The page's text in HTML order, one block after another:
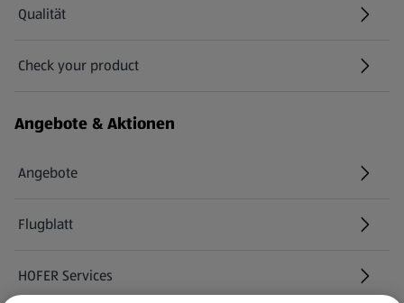
Qualität
Check your product
(öffnet in einem neuen Tab)
Angebote & Aktionen
Angebote
Flugblatt
HOFER Services